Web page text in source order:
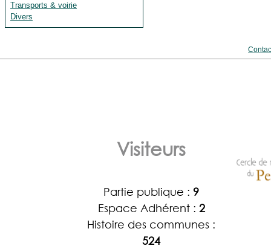
Transports & voirie
Divers
Visiteurs
Partie publique : 9
Espace Adhérent : 2
Histoire des communes :
524